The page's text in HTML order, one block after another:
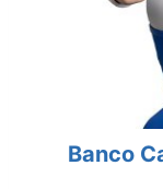
Banco